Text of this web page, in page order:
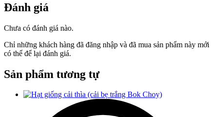
Đánh giá
Chưa có đánh giá nào.
Chỉ những khách hàng đã đăng nhập và đã mua sản phẩm này mới
có thể để lại đánh giá.
Sản phẩm tương tự